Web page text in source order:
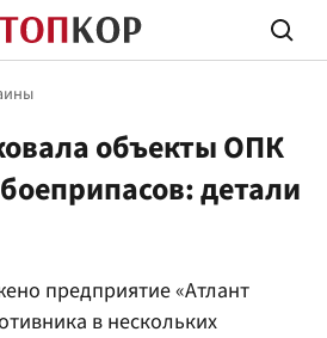
объекты ОПК
детали
предприятие «Атлант
в нескольких